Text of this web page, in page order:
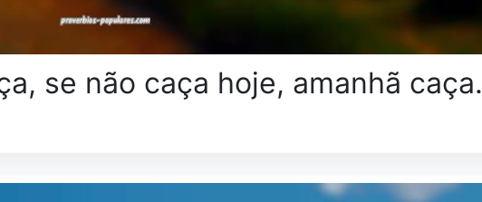
se não caça hoje, amanhã caça.